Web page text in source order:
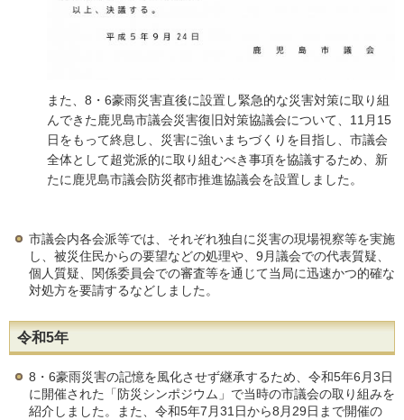
また、8・6豪雨災害直後に設置し緊急的な災害対策に取り組
んできた鹿児島市議会災害復旧対策協議会について、11月15
日をもって終息し、災害に強いまちづくりを目指し、市議会
全体として超党派的に取り組むべき事項を協議するため、新
たに鹿児島市議会防災都市推進協議会を設置しました。
市議会内各会派等では、それぞれ独自に災害の現場視察等を実施
し、被災住民からの要望などの処理や、9月議会での代表質疑、
個人質疑、関係委員会での審査等を通じて当局に迅速かつ的確な
対処方を要請するなどしました。
令和5年
8・6豪雨災害の記憶を風化させず継承するため、令和5年6月3日
に開催された「防災シンポジウム」で当時の市議会の取り組みを
紹介しました。また、令和5年7月31日から8月29日まで開催の